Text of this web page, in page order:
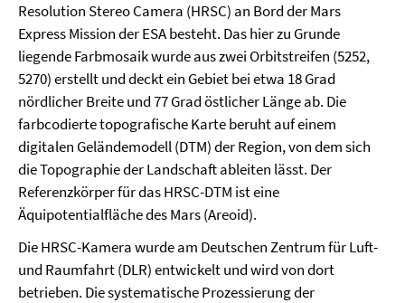
Resolution Stereo Camera (HRSC) an Bord der Mars
Express Mission der ESA besteht. Das hier zu Grunde
liegende Farbmosaik wurde aus zwei Orbitstreifen (5252,
5270) erstellt und deckt ein Gebiet bei etwa 18 Grad
nördlicher Breite und 77 Grad östlicher Länge ab. Die
farbcodierte topografische Karte beruht auf einem
digitalen Geländemodell (DTM) der Region, von dem sich
die Topographie der Landschaft ableiten lässt. Der
Referenzkörper für das HRSC-DTM ist eine
Äquipotentialfläche des Mars (Areoid).
Die HRSC-Kamera wurde am Deutschen Zentrum für Luft-
und Raumfahrt (DLR) entwickelt und wird von dort
betrieben. Die systematische Prozessierung der